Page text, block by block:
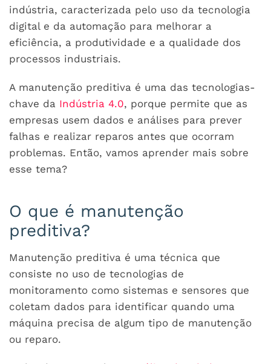
indústria, caracterizada pelo uso da tecnologia
digital e da automação para melhorar a
eficiência, a produtividade e a qualidade dos
processos industriais.
A manutenção preditiva é uma das tecnologias-
chave da Indústria 4.0, porque permite que as
empresas usem dados e análises para prever
falhas e realizar reparos antes que ocorram
problemas. Então, vamos aprender mais sobre
esse tema?
O que é manutenção
preditiva?
Manutenção preditiva é uma técnica que
consiste no uso de tecnologias de
monitoramento como sistemas e sensores que
coletam dados para identificar quando uma
máquina precisa de algum tipo de manutenção
ou reparo.